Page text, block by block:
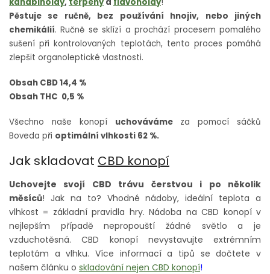
Pěstuje se ručně, bez používání hnojiv, nebo jiných
chemikálií. Ručně se sklízí a prochází procesem pomalého
sušení při kontrolovaných teplotách, tento proces pomáhá
zlepšit organoleptické vlastnosti.
Obsah CBD 14,4 %
Obsah THC 0,5 %
Všechno naše konopí uchovávámeza pomocí sáčků
Boveda při optimální vlhkosti 62 %.
Jak skladovat CBD konopí
Uchovejte svojí CBD trávu čerstvou i po několik
měsíců! Jak na to? Vhodné nádoby, ideální teplota a
vlhkost = základní pravidla hry. Nádoba na CBD konopí v
nejlepším případě nepropouští žádné světlo a je
vzduchotěsná. CBD konopí nevystavujte extrémním
teplotám a vlhku. Více informací a tipů se dočtete v
našem článku o skladování nejen CBD konopí!